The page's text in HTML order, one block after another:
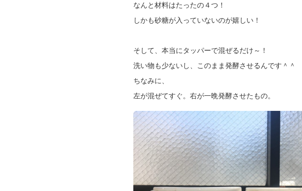
なんと材料はたったの４つ！
しかも砂糖が入っていないのが嬉しい！
そして、本当にタッパーで混ぜるだけ～！
洗い物も少ないし、このまま発酵させるんです＾＾
ちなみに、
左が混ぜてすぐ。右が一晩発酵させたもの。